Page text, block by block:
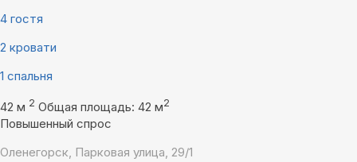
4 гостя
2 кровати
1 спальня
42 м 2 Общая площадь: 42 м2
Повышенный спрос
Оленегорск, Парковая улица, 29/1